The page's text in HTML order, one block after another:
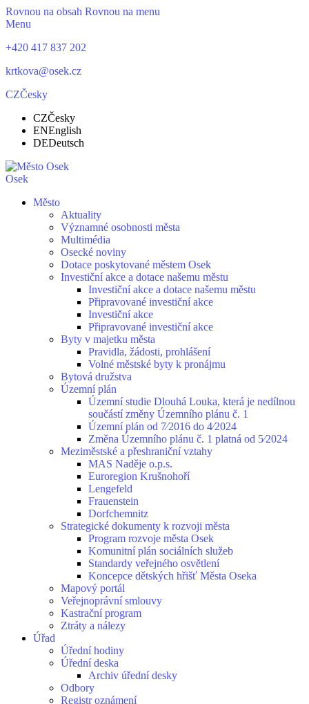
Rovnou na obsah Rovnou na menu
Menu
+420 417 837 202
krtkova@osek.cz
CZČesky
CZČesky
ENEnglish
DEDeutsch
Osek
Město
Aktuality
Významné osobnosti města
Multimédia
Osecké noviny
Dotace poskytované městem Osek
Investiční akce a dotace našemu městu
Investiční akce a dotace našemu městu
Připravované investiční akce
Investiční akce
Připravované investiční akce
Byty v majetku města
Pravidla, žádosti, prohlášení
Volné městské byty k pronájmu
Bytová družstva
Územní plán
Územní studie Dlouhá Louka, která je nedílnou
součástí změny Územního plánu č. 1
Územní plán od 7⁄2016 do 4⁄2024
Změna Územního plánu č. 1 platná od 5⁄2024
Meziměstské a přeshraniční vztahy
MAS Naděje o.p.s.
Euroregion Krušnohoří
Lengefeld
Frauenstein
Dorfchemnitz
Strategické dokumenty k rozvoji města
Program rozvoje města Osek
Komunitní plán sociálních služeb
Standardy veřejného osvětlení
Koncepce dětských hřišť Města Oseka
Mapový portál
Veřejnoprávní smlouvy
Kastrační program
Ztráty a nálezy
Úřad
Úřední hodiny
Úřední deska
Archiv úřední desky
Odbory
Registr oznámení